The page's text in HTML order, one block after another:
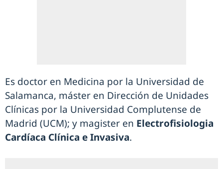
Es doctor en Medicina por la Universidad de
Salamanca, máster en Dirección de Unidades
Clínicas por la Universidad Complutense de
Madrid (UCM); y magister en Electrofisiologia
Cardíaca Clínica e Invasiva.